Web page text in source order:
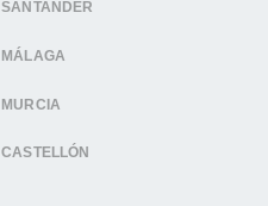
SANTANDER
MÁLAGA
MURCIA
CASTELLÓN